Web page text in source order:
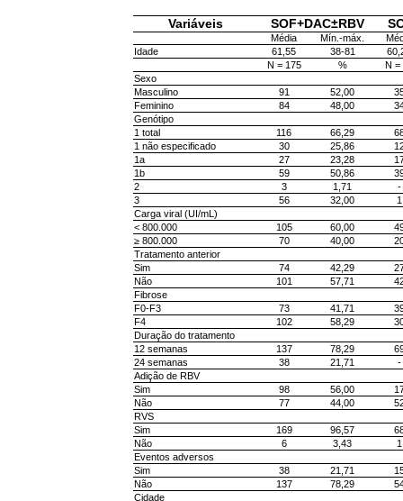
Variáveis SOF+DAC±RBV
Média Mín.-máx.
Idade
61,55 38-81
N = 175
%
N =
Sexo
Masculino
91 52,00
Feminino
84 48,00
Genótipo
1 total
116 66,29
1 não especificado
30 25,86
1a
27 23,28
1b
59 50,86
2
3 1,71
-
3
56 32,00
1
Carga viral (UI/mL)
< 800.000
105 60,00
≥ 800.000
70 40,00
Tratamento anterior
Sim
74 42,29
Não
101 57,71
Fibrose
F0-F3
73 41,71
F4
102 58,29
Duração do tratamento
12 semanas
137 78,29
24 semanas
38 21,71
-
Adição de RBV
Sim
98 56,00
Não
77 44,00
RVS
Sim
169 96,57
Não
6 3,43
1
Eventos adversos
Sim
38 21,71
Não
137 78,29
Cidade